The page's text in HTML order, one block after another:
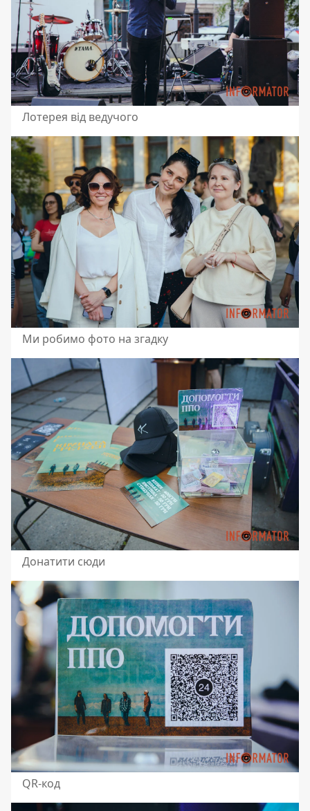
Лотерея від ведучого
Ми робимо фото на згадку
Донатити сюди
QR-код